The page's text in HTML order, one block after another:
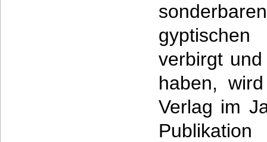
verbirgt
haben,
Verlag im